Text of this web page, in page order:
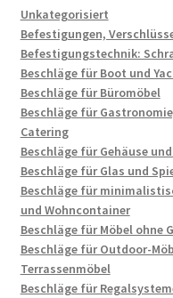
Unkategorisiert
Befestigungen,
Befestigungstechnik:
Beschläge für Boot und
Beschläge für Büromöbel
Beschläge für
Catering
Beschläge für Gehäuse
Beschläge für Glas und
Beschläge für
und Wohncontainer
Beschläge für Möbel ohne
Beschläge für Outdoor-
Terrassenmöbel
Beschläge für